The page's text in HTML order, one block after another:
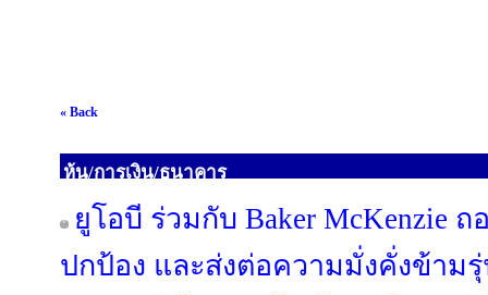
« Back
หุ้น/การเงิน/ธนาคาร
ยูโอบี ร่วมกับ Baker McKenzie
ปกป้อง และส่งต่อความมั่งคั่งข้าม